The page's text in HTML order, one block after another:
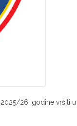
26. godine vršiti